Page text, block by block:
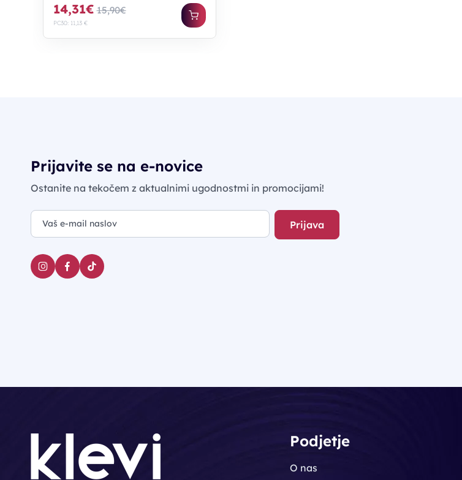
14,31€ 15,90€
PC30: 11,13 €
Prijavite se na e-novice
Ostanite na tekočem z aktualnimi ugodnostmi in promocijami!
Prijava
Podjetje
O nas